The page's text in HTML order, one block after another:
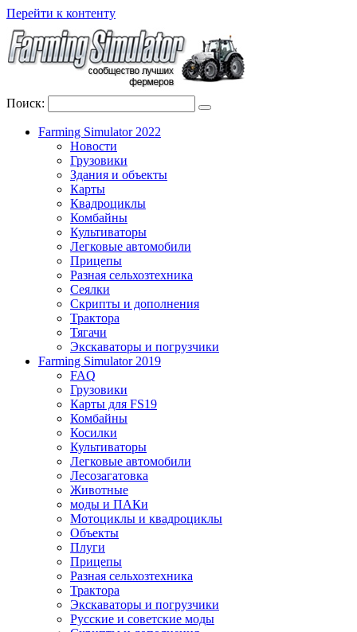
Перейти к контенту
Поиск:
Farming Simulator 2022
Новости
Грузовики
Здания и объекты
Карты
Квадроциклы
Комбайны
Культиваторы
Легковые автомобили
Прицепы
Разная сельхозтехника
Сеялки
Скрипты и дополнения
Трактора
Тягачи
Экскаваторы и погрузчики
Farming Simulator 2019
FAQ
Грузовики
Карты для FS19
Комбайны
Косилки
Культиваторы
Легковые автомобили
Лесозагатовка
Животные
моды и ПАКи
Мотоциклы и квадроциклы
Объекты
Плуги
Прицепы
Разная сельхозтехника
Трактора
Экскаваторы и погрузчики
Русские и советские моды